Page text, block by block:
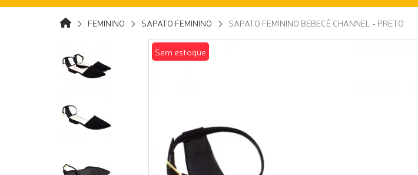
FEMININO SAPATO FEMININO SAPATO FEMININO BEBECÊ CHANNEL - PRETO
Sem estoque